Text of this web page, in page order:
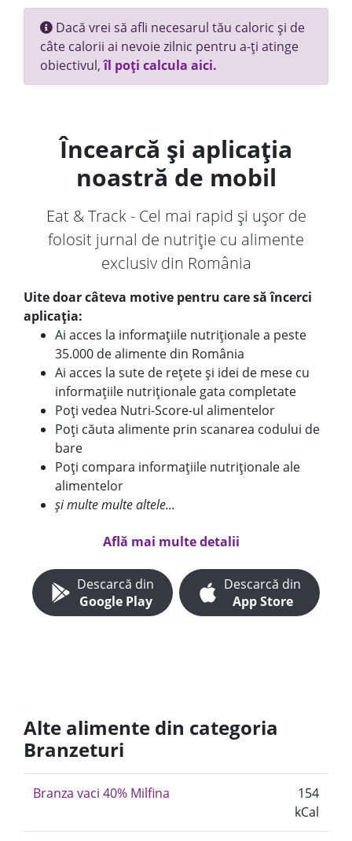
Dacă vrei să afli necesarul tău caloric și de
câte calorii ai nevoie zilnic pentru a-ți atinge
obiectivul,îl poți calcula aici.
Încearcă și aplicația
noastră de mobil
Eat & Track - Cel mai rapid și ușor de
folosit jurnal de nutriție cu alimente
exclusiv din România
Uite doar câteva motive pentru care să încerci
aplicația:
Ai acces la informațiile nutriționale a peste
35.000 de alimente din România
Ai acces la sute de rețete și idei de mese cu
informațiile nutriționale gata completate
Poți vedea Nutri-Score-ul alimentelor
Poți căuta alimente prin scanarea codului de
bare
Poți compara informațiile nutriționale ale
alimentelor
și multe multe altele...
Află mai multe detalii
Descarcă din
Google Play
Descarcă din
App Store
Alte alimente din categoria
Branzeturi
Branza vaci 40% Milfina
154
kCal